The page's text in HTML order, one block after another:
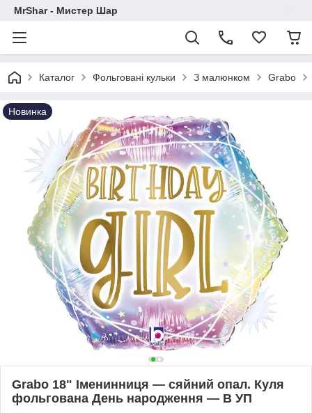
MrShar - Мистер Шар
Каталог Фольговані кульки З малюнком Grabo
Новинка
Grabo 18" Іменинниця — сяйний опал. Куля
фольгована День народження — В УП